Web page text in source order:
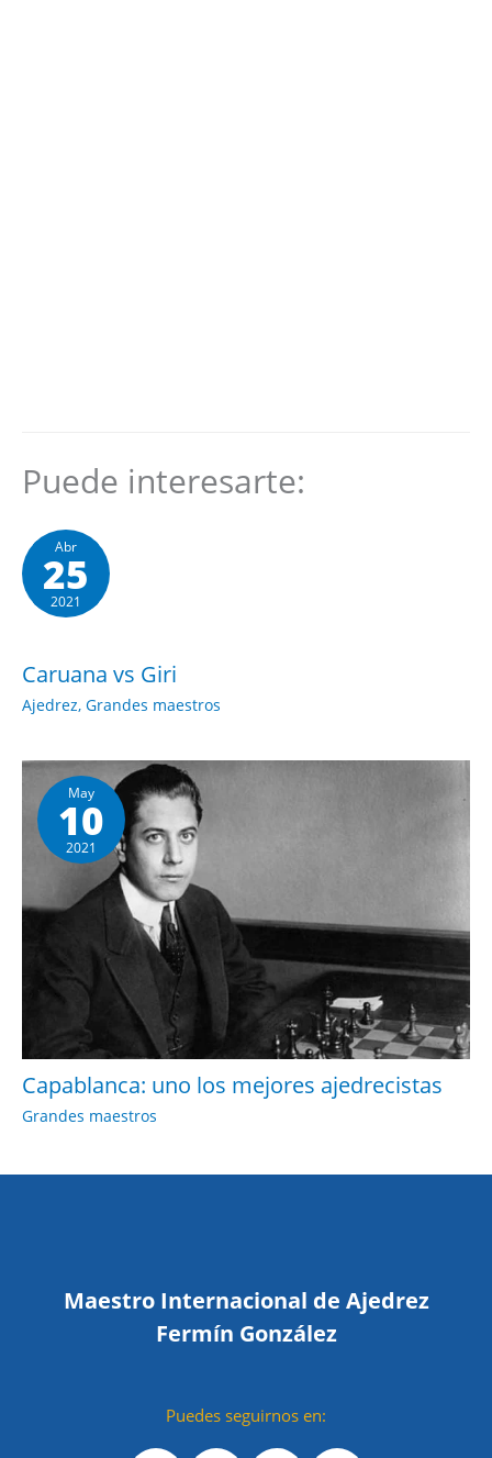
Puede interesarte:
Abr
25
2021
Caruana vs Giri
Ajedrez, Grandes maestros
May
10
2021
Capablanca: uno los mejores ajedrecistas
Grandes maestros
Maestro Internacional de Ajedrez
Fermín González
Puedes seguirnos en: